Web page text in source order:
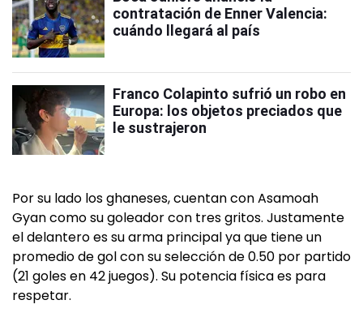
contratación de Enner Valencia:
cuándo llegará al país
Franco Colapinto sufrió un robo en
Europa: los objetos preciados que
le sustrajeron
Por su lado los ghaneses, cuentan con Asamoah
Gyan como su goleador con tres gritos. Justamente
el delantero es su arma principal ya que tiene un
promedio de gol con su selección de 0.50 por partido
(21 goles en 42 juegos). Su potencia física es para
respetar.